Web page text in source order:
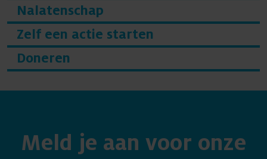
Nalatenschap
Zelf een actie starten
Doneren
Meld je aan voor onze